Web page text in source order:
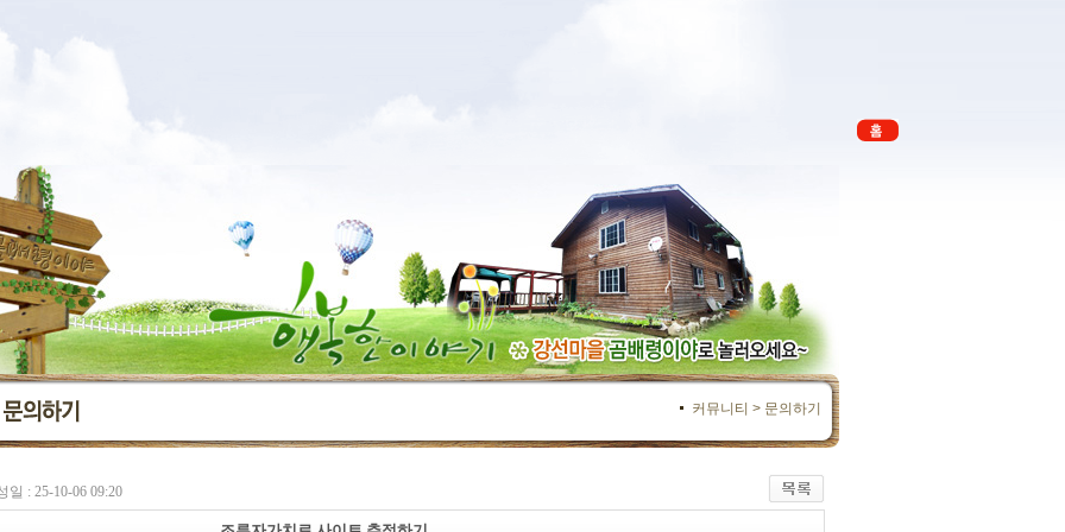
커뮤니티 > 문의하기
일 : 25-10-06 09:20